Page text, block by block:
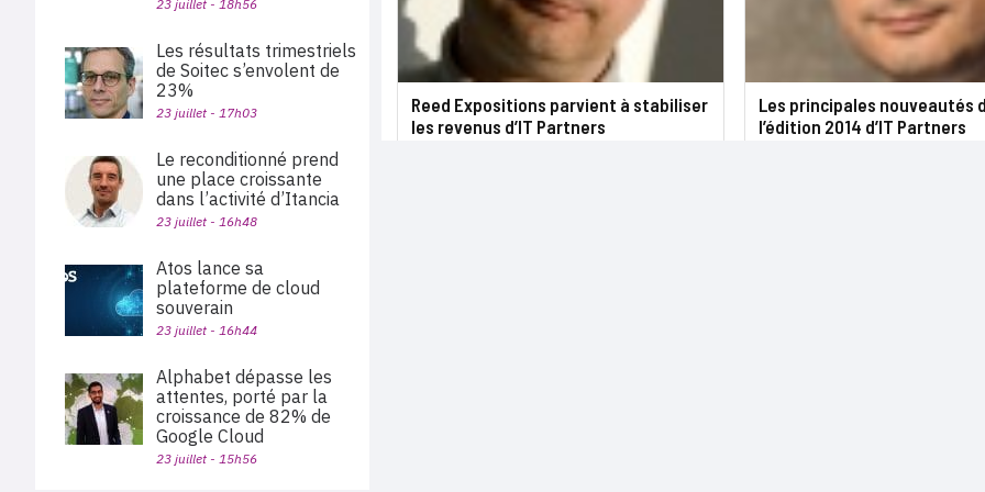
Reed Expositions parvient à stabiliser
les revenus d’IT Partners
Les principales nouveautés
l’édition 2014 d’IT Partners
23 juillet - 18h56
Les résultats trimestriels
de Soitec s’envolent de
23%
23 juillet - 17h03
Le reconditionné prend
une place croissante
dans l’activité d’Itancia
23 juillet - 16h48
Atos lance sa
plateforme de cloud
souverain
23 juillet - 16h44
Alphabet dépasse les
attentes, porté par la
croissance de 82% de
Google Cloud
23 juillet - 15h56